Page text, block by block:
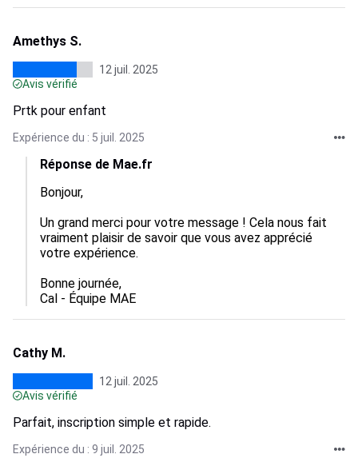
Amethys S.
12 juil. 2025
Avis vérifié
Prtk pour enfant
Expérience du : 5 juil. 2025
Réponse de Mae.fr
Bonjour,
Un grand merci pour votre message ! Cela nous fait
vraiment plaisir de savoir que vous avez apprécié
votre expérience.
Bonne journée,
Cal - Équipe MAE
Cathy M.
12 juil. 2025
Avis vérifié
Parfait, inscription simple et rapide.
Expérience du : 9 juil. 2025